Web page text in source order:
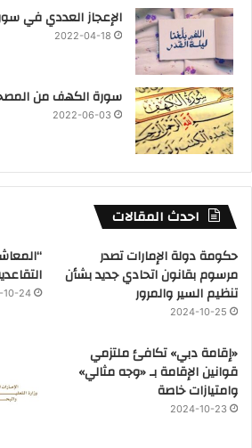
‏الإعجاز العددي في
2022-04-18
سورة الكهف من
2022-06-03
احدث المقالات
حكومة دولة الإمارات تصدر
مرسوم بقانون اتحادي جديد بشأن
تنظيم السير والمرور
2024-10-25
10-24
«إقامة دبي» تكافئ ملتزمي
قوانين الإقامة بـ «وجه مثالي»
وامتيازات خاصة
2024-10-23